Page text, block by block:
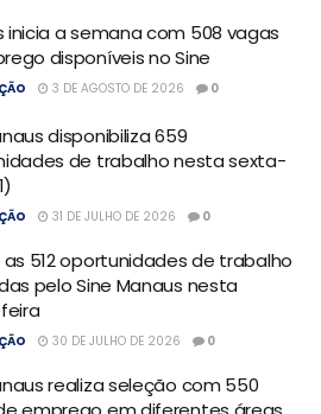
inicia a semana com 508 vagas
disponíveis no Sine
3 DE AGOSTO DE 2026 0
disponibiliza 659
de trabalho nesta sexta-
31 DE JULHO DE 2026 0
512 oportunidades de trabalho
pelo Sine Manaus nesta
30 DE JULHO DE 2026 0
realiza seleção com 550